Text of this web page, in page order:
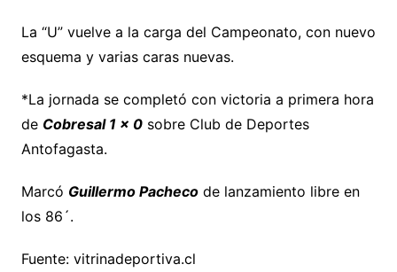
La “U” vuelve a la carga del Campeonato, con nuevo
esquema y varias caras nuevas.
*La jornada se completó con victoria a primera hora
de Cobresal 1 x 0sobre Club de Deportes
Antofagasta.
Marcó Guillermo Pachecode lanzamiento libre en
los 86´.
Fuente: vitrinadeportiva.cl